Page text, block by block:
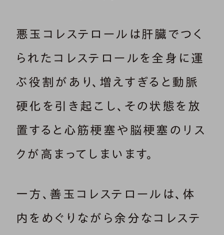
悪玉コレステロールは肝臓でつく
られたコレステロールを全身に運
ぶ役割があり、増えすぎると動脈
硬化を引き起こし、その状態を放
置すると心筋梗塞や脳梗塞のリス
クが高まってしまいます。
一方、善玉コレステロールは、体
内をめぐりながら余分なコレステ